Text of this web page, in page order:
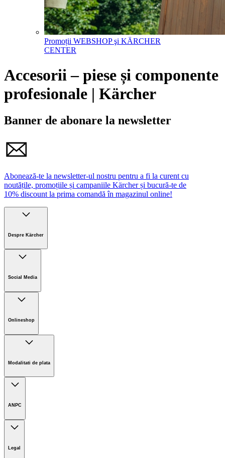
Promoții WEBSHOP şi KÄRCHER
CENTER
Accesorii – piese și componente
profesionale | Kärcher
Banner de abonare la newsletter
Abonează-te la newsletter-ul nostru pentru a fi la curent cu
noutățile, promoțiile și campaniile Kärcher și bucură-te de
10% discount la prima comandă în magazinul online!
Despre Kärcher
Sustenabilitate
Noutati
Social Media
Onlineshop
Informații magazin online
Retur
Modalitati de plata
ANPC
Legal